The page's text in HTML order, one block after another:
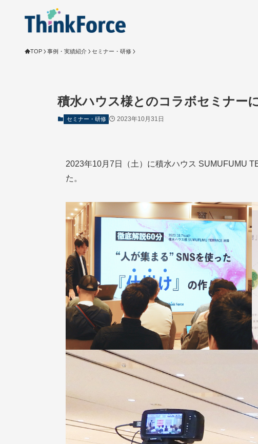
TOP 事例・実績紹介 セミナー・研修
積水ハウス様とのコラボセミナー
セミナー・研修 2023年10月31日
2023年10月7日（土）に積水ハウス SUMUFUMU
た。